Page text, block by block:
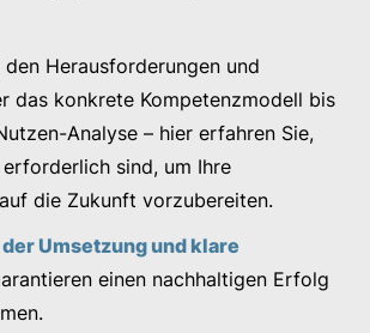
Herausforderungen und
das konkrete Kompetenzmodell bis
Analyse – hier erfahren Sie,
sind, um Ihre
die Zukunft vorzubereiten.
Umsetzung und klare
einen nachhaltigen Erfolg